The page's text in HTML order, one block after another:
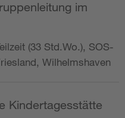
im
(33 Std.Wo.), SOS-
Wilhelmshaven
Kindertagesstätte